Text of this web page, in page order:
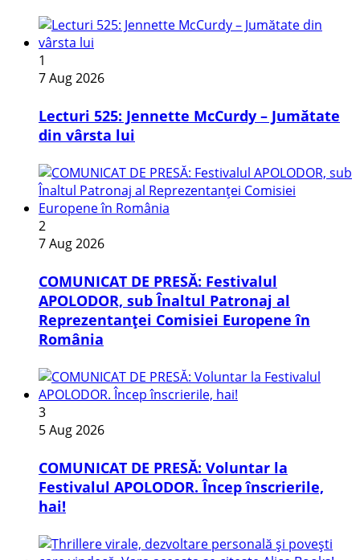
1
7 Aug 2026
Lecturi 525: Jennette McCurdy – Jumătate
din vârsta lui
2
7 Aug 2026
COMUNICAT DE PRESĂ: Festivalul
APOLODOR, sub Înaltul Patronaj al
Reprezentanței Comisiei Europene în
România
3
5 Aug 2026
COMUNICAT DE PRESĂ: Voluntar la
Festivalul APOLODOR. Încep înscrierile,
hai!